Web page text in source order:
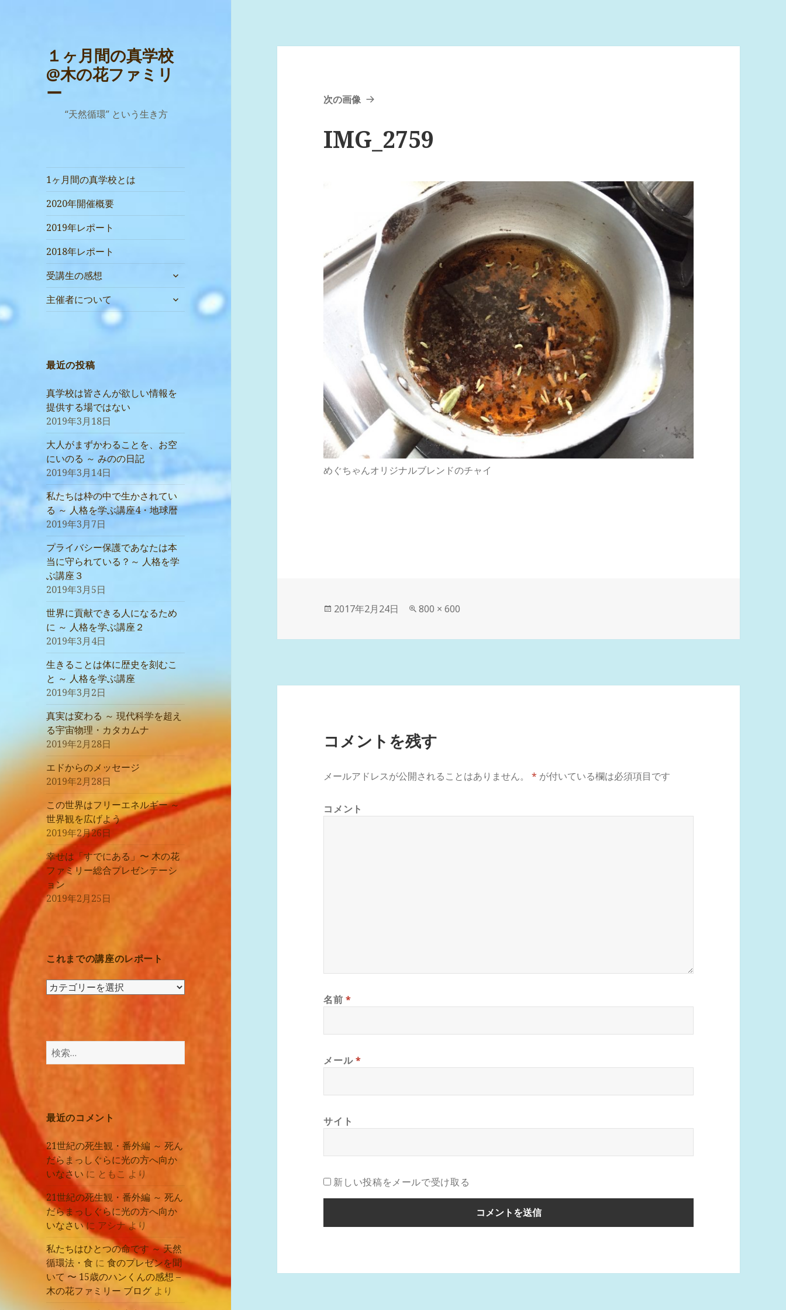
１ヶ月間の真学校
@木の花ファミリ
ー
“天然循環” という生き方
1ヶ月間の真学校とは
2020年開催概要
2019年レポート
2018年レポート
受講生の感想
サ
ブ
メ
ニ
主催者について
サ
ブ
展
最近の投稿
真学校は皆さんが欲しい情報を
提供する場ではない
2019年3月18日
大人がまずかわることを、お空
にいのる ～ みのの日記
2019年3月14日
私たちは枠の中で生かされてい
る ～ 人格を学ぶ講座4・地球暦
2019年3月7日
プライバシー保護であなたは本
当に守られている？～ 人格を学
ぶ講座３
2019年3月5日
世界に貢献できる人になるため
に ～ 人格を学ぶ講座２
2019年3月4日
生きることは体に歴史を刻むこ
と ～ 人格を学ぶ講座
2019年3月2日
真実は変わる ～ 現代科学を超え
る宇宙物理・カタカムナ
2019年2月28日
エドからのメッセージ
2019年2月28日
この世界はフリーエネルギー ～
世界観を広げよう
2019年2月26日
幸せは「すでにある」〜 木の花
ファミリー総合プレゼンテーシ
ョン
2019年2月25日
これまでの講座のレポート
こ
の
講
ポ
ー
ト
検
索:
最近のコメント
21世紀の死生観・番外編 ～ 死ん
だらまっしぐらに光の方へ向か
いなさい に ともこ より
21世紀の死生観・番外編 ～ 死ん
だらまっしぐらに光の方へ向か
いなさいに アシナより
私たちはひとつの命です ～ 天然
循環法・食 に食のプレゼンを聞
いて 〜 15歳のハンくんの感想 –
木の花ファミリー ブログ より
次の画像
IMG_2759
めぐちゃんオリジナルブレンドのチャイ
投
日:
2017年2月24日
フ
サ
800 × 600
コメントを残す
メールアドレスが公開されることはありません。 * が付いている欄は必須項目です
コメント
名前*
メール*
サイト
新しい投稿をメールで受け取る